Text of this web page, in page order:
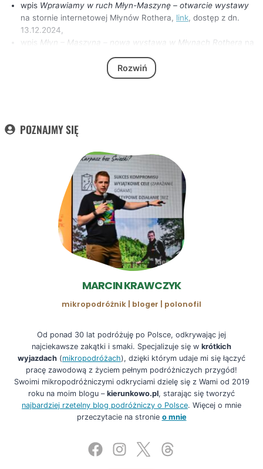
wpis Wprawiamy w ruch Młyn-Maszynę – otwarcie wystawy
na stornie internetowej Młynów Rothera, link, dostęp z dn.
13.12.2024,
wpis
Młyn – Maszyna – nowa wystawa w Młynach Rothera na
oficjalnej stronie internetowej Miasta Bydgoszcz,
Wystawa Młyn-Maszynana stronie visitbydgoszcz.pl,
www.whitemad.pl,
Rozwiń
POZNAJMY SIĘ
MARCIN KRAWCZYK
mikropodróżnik | bloger | polonofil
Od ponad 30 lat podróżuję po Polsce, odkrywając jej
najciekawsze zakątki i smaki. Specjalizuje się w krótkich
wyjazdach (mikropodróżach), dzięki którym udaje mi się łączyć
pracę zawodową z życiem pełnym podróżniczych przygód!
Swoimi mikropodróżniczymi odkryciami dzielę się z Wami od 2019
roku na moim blogu – kierunkowo.pl, starając się tworzyć
najbardziej rzetelny blog podróżniczy o Polsce. Więcej o mnie
przeczytacie na stronie o mnie